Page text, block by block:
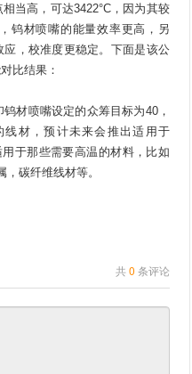
当高，可达3422°C，因为其较
钨材喷嘴的能量效率更高，另
，校准度更稳定。下面是该公
比结果：
材喷嘴设定的众筹目标为40，
线材，预计未来会推出适用于
于那些需要高温的材料，比如
碳纤维线材等。
共0 条评论